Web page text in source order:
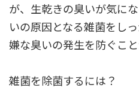
が、生乾きの臭いが気に
いの原因となる雑菌をし
嫌な臭いの発生を防ぐこと
雑菌を除菌するには？